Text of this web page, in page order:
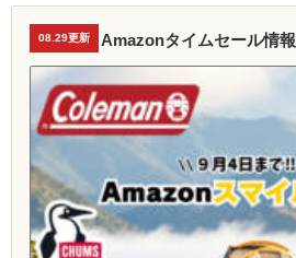
08.29更新 Amazonタイムセール情報